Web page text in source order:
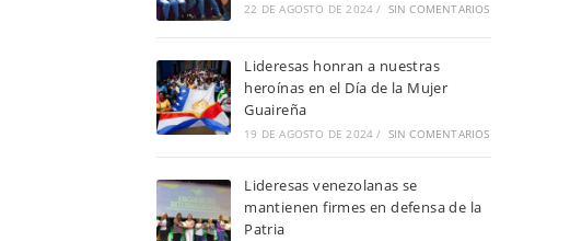
22 DE AGOSTO DE 2024 / SIN COMENTARIOS
Lideresas honran a nuestras
heroínas en el Día de la Mujer
Guaireña
19 DE AGOSTO DE 2024 / SIN COMENTARIOS
Lideresas venezolanas se
mantienen firmes en defensa de la
Patria